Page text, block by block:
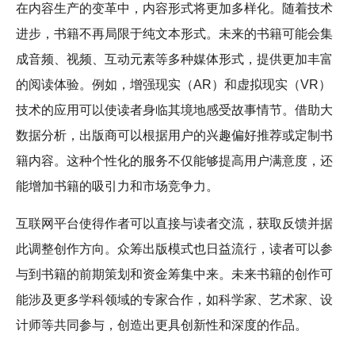
在内容生产的变革中，内容形式将更加多样化。随着技术
进步，书籍不再局限于纯文本形式。未来的书籍可能会集
成音频、视频、互动元素等多种媒体形式，提供更加丰富
的阅读体验。例如，增强现实（AR）和虚拟现实（VR）
技术的应用可以使读者身临其境地感受故事情节。借助大
数据分析，出版商可以根据用户的兴趣偏好推荐或定制书
籍内容。这种个性化的服务不仅能够提高用户满意度，还
能增加书籍的吸引力和市场竞争力。
互联网平台使得作者可以直接与读者交流，获取反馈并据
此调整创作方向。众筹出版模式也日益流行，读者可以参
与到书籍的前期策划和资金筹集中来。未来书籍的创作可
能涉及更多学科领域的专家合作，如科学家、艺术家、设
计师等共同参与，创造出更具创新性和深度的作品。